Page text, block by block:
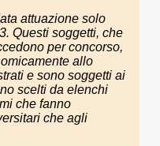
attuazione solo
Questi soggetti, che
per concorso,
allo
e sono soggetti ai
scelti da elenchi
che fanno
che agli